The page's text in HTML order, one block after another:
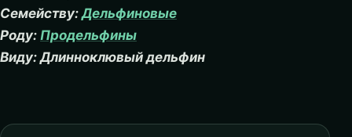
Семейству:Дельфиновые
Роду: Продельфины
Виду: Длинноклювый дельфин